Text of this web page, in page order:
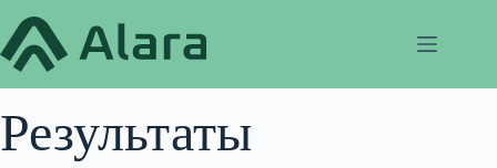
сути
Результаты